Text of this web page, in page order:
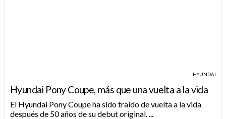
HYUNDAI
Hyundai Pony Coupe, más que una vuelta a la vida
El Hyundai Pony Coupe ha sido traído de vuelta a la vida
después de 50 años de su debut original. ...